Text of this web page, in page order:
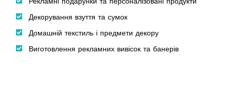
Декорування взуття та сумок
Домашній текстиль і предмети декору
Виготовлення рекламних вивісок та банерів